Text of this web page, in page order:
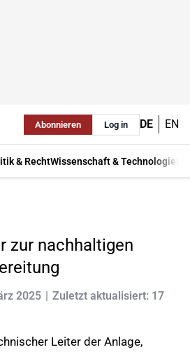
Abonnieren Log in DE EN
& RechtWissenschaft & Technologie
zur nachhaltigen
2025
Zuletzt aktualisiert: 17
Leiter der Anlage,